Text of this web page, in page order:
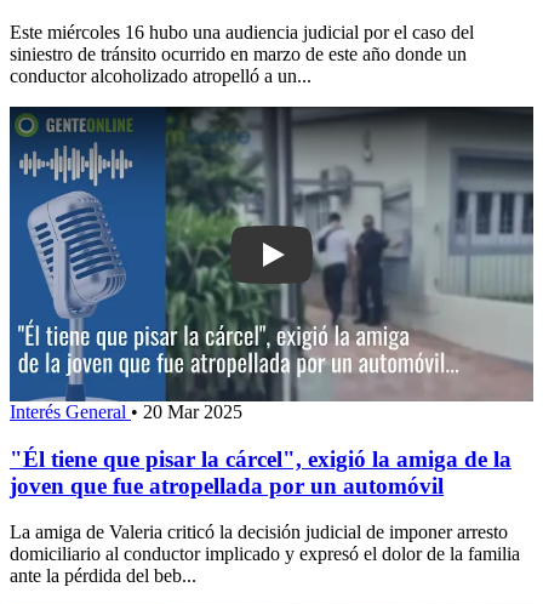
Este miércoles 16 hubo una audiencia judicial por el caso del
siniestro de tránsito ocurrido en marzo de este año donde un
conductor alcoholizado atropelló a un...
Play: "Él tiene que pisar la cárcel",
Interés General • 20 Mar 2025
"Él tiene que pisar la cárcel", exigió la amiga de la
joven que fue atropellada por un automóvil
La amiga de Valeria criticó la decisión judicial de imponer arresto
domiciliario al conductor implicado y expresó el dolor de la familia
ante la pérdida del beb...